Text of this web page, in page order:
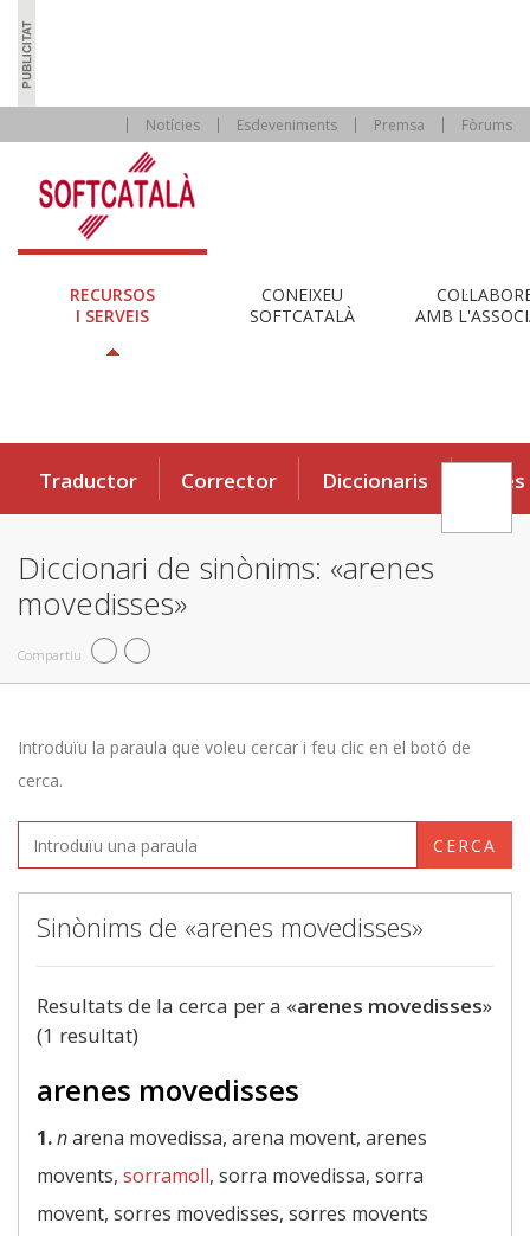
Notícies Esdeveniments Premsa Fòrums
RECURSOS
I SERVEIS
CONEIXEU
SOFTCATALÀ
AMB
Traductor Corrector Diccionaris Eines
Diccionari de sinònims: «arenes
movedisses»
Compartiu
Introduïu la paraula que voleu cercar i feu clic en el botó de
cerca.
CERCA
Sinònims de «arenes movedisses»
Resultats de la cerca per a «arenes movedisses»
(1 resultat)
arenes movedisses
1.narena movedissa, arena movent, arenes
movents, sorramoll, sorra movedissa, sorra
movent, sorres movedisses, sorres movents